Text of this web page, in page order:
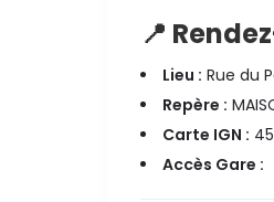
📍
Lieu : Rue du
Repère :
Carte IGN :
Accès Gare :